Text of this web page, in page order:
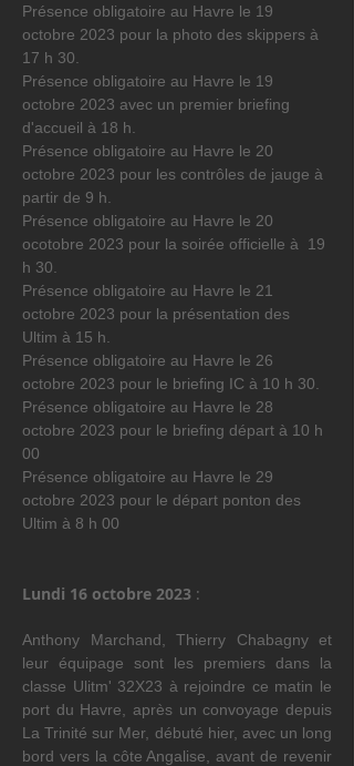
Présence obligatoire au Havre le 19
octobre 2023 pour la photo des skippers à
17 h 30.
Présence obligatoire au Havre le 19
octobre 2023 avec un premier briefing
d'accueil à 18 h.
Présence obligatoire au Havre le 20
octobre 2023 pour les contrôles de jauge à
partir de 9 h.
Présence obligatoire au Havre le 20
ocotobre 2023 pour la soirée officielle à  19
h 30.
Présence obligatoire au Havre le 21
octobre 2023 pour la présentation des
Ultim à 15 h.
Présence obligatoire au Havre le 26
octobre 2023 pour le briefing IC à 10 h 30.
Présence obligatoire au Havre le 28
octobre 2023 pour le briefing départ à 10 h
00
Présence obligatoire au Havre le 29
octobre 2023 pour le départ ponton des
Ultim à 8 h 00
Lundi 16 octobre 2023 :
Anthony Marchand, Thierry Chabagny et
leur équipage sont les premiers dans la
classe Ulitm' 32X23 à rejoindre ce matin le
port du Havre, après un convoyage depuis
La Trinité sur Mer, débuté hier, avec un long
bord vers la côte Angalise, avant de revenir